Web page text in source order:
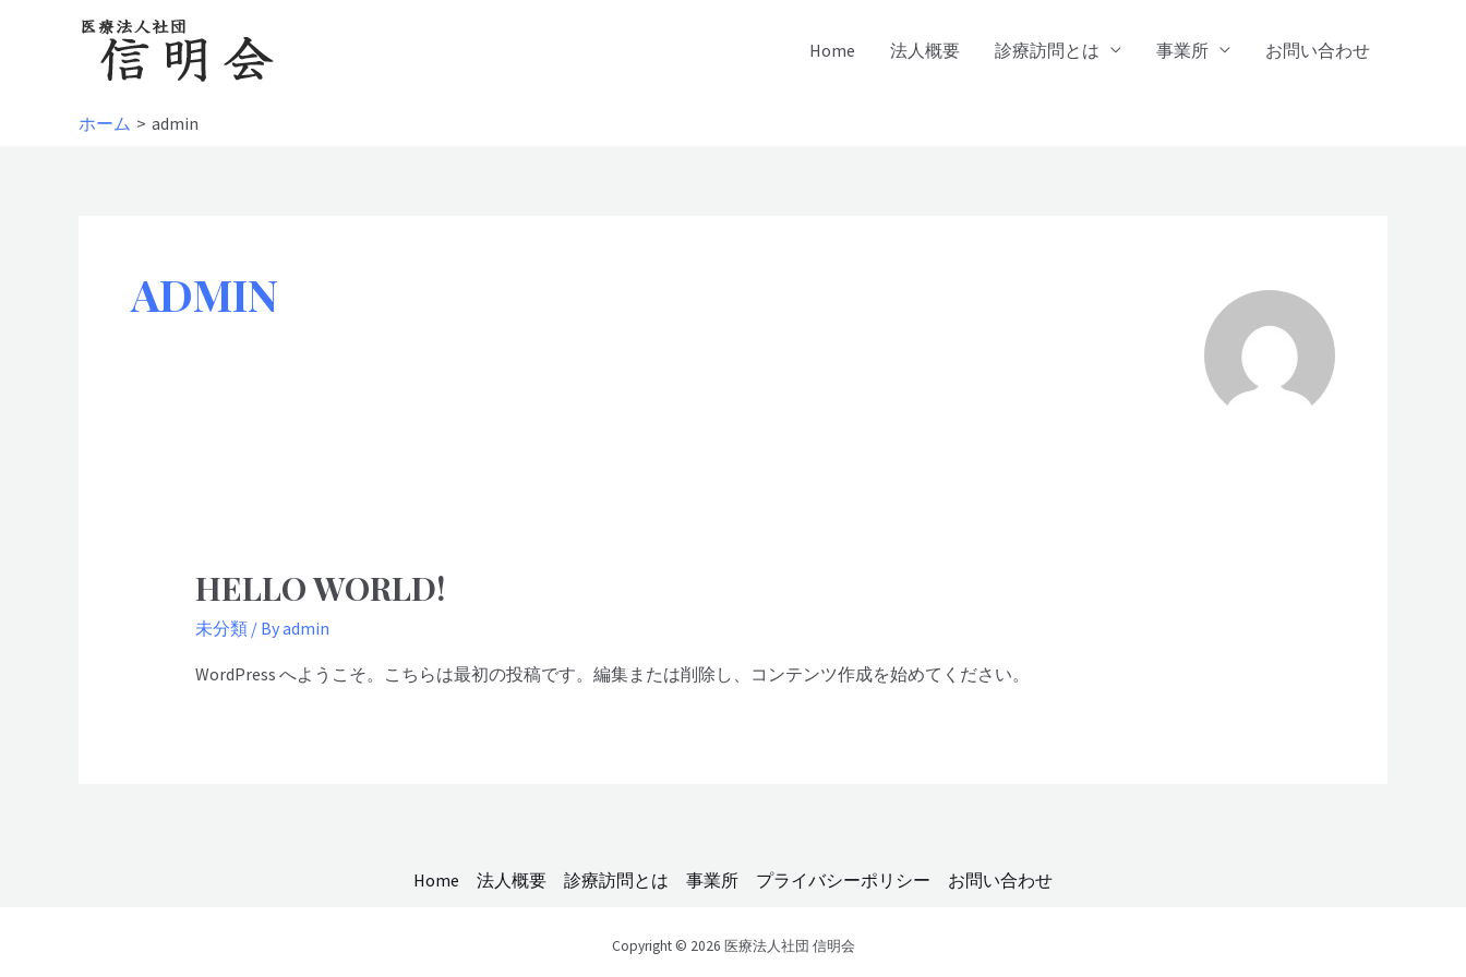
Home 法人概要 診療訪問とは 事業所 お問い合わせ
ホーム admin
ADMIN
HELLO WORLD!
未分類/ Byadmin
WordPress へようこそ。こちらは最初の投稿です。編集または削除し、コンテンツ作成を始めてください。
Home 法人概要 診療訪問とは 事業所 プライバシーポリシー お問い合わせ
Copyright © 2026 医療法人社団 信明会